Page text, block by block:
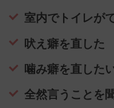
室内でトイレが
吠え癖を直した
噛み癖を直した
全然言うことを